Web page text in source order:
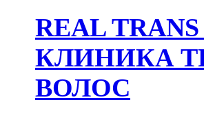
REAL
КЛИНИКА
ВОЛОС